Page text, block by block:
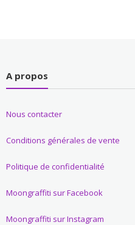
A propos
Nous contacter
Conditions générales de vente
Politique de confidentialité
Moongraffiti sur Facebook
Moongraffiti sur Instagram